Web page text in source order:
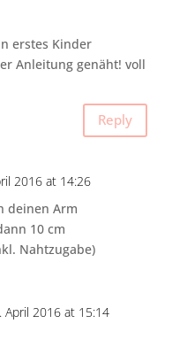
erstes Kinder
Anleitung genäht! voll
Reply
2016 at 14:26
deinen Arm
10 cm
Nahtzugabe)
April 2016 at 15:14